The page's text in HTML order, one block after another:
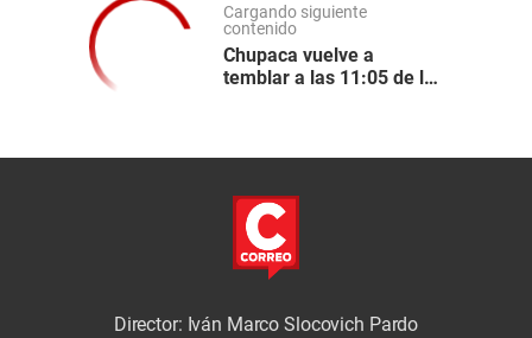
Cargando siguiente
contenido
Chupaca vuelve a
temblar a las 11:05 de la
Director: Iván Marco Slocovich Pardo